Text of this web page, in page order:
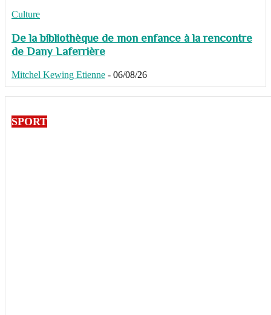
Culture
De la bibliothèque de mon enfance à la rencontre
de Dany Laferrière
Mitchel Kewing Etienne - 06/08/26
SPORT